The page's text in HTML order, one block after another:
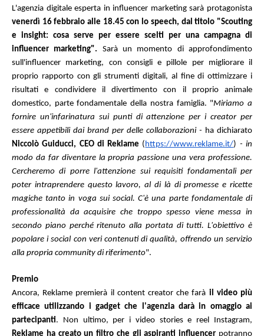
venerdì 16 febbraio alle 18.45 con lo speech, dal titolo "Scouting
e insight: cosa serve per essere scelti per una campagna di
influencer marketing". Sarà un momento di approfondimento
sull'influencer marketing, con consigli e pillole per migliorare il
proprio rapporto con gli strumenti digitali, al fine di ottimizzare i
risultati e condividere il divertimento con il proprio animale
domestico, parte fondamentale della nostra famiglia. "Miriamo a
fornire un'infarinatura sui punti di attenzione per i creator per
essere appetibili dai brand per delle collaborazioni -
Niccolò Guiducci, CEO di Reklame (https://www.reklame.it/) - in
modo da far diventare la propria passione una vera professione.
Cercheremo di porre l'attenzione sui requisiti fondamentali per
poter intraprendere questo lavoro, al di là di promesse e ricette
magiche tanto in voga sui social. C'è una parte fondamentale di
professionalità da acquisire che troppo spesso viene messa in
secondo piano perché ritenuto alla portata di tutti. L'obiettivo è
popolare i social con veri contenuti di qualità, offrendo un servizio
alla propria community di riferimento".
Premio
Ancora, Reklame premierà il content creator che farà il video più
efficace utilizzando i gadget che l'agenzia darà in omaggio ai
partecipanti
Reklame ha creato un filtro che gli aspiranti influencer potranno